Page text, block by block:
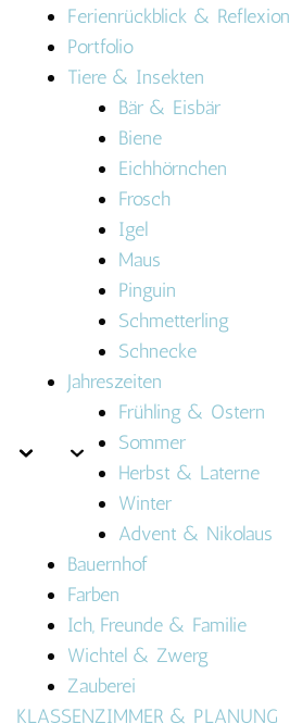
Ferienrückblick & Reflexion
Portfolio
Tiere & Insekten
Bär & Eisbär
Biene
Eichhörnchen
Frosch
Igel
Maus
Pinguin
Schmetterling
Schnecke
Jahreszeiten
Frühling & Ostern
Sommer
Herbst & Laterne
Winter
Advent & Nikolaus
Bauernhof
Farben
Ich, Freunde & Familie
Wichtel & Zwerg
Zauberei
KLASSENZIMMER & PLANUNG